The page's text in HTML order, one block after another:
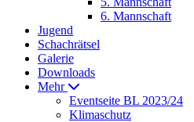
6. Mannschaft
Jugend
Schachrätsel
Galerie
Downloads
Mehr
Eventseite BL 2023/24
Klimaschutz